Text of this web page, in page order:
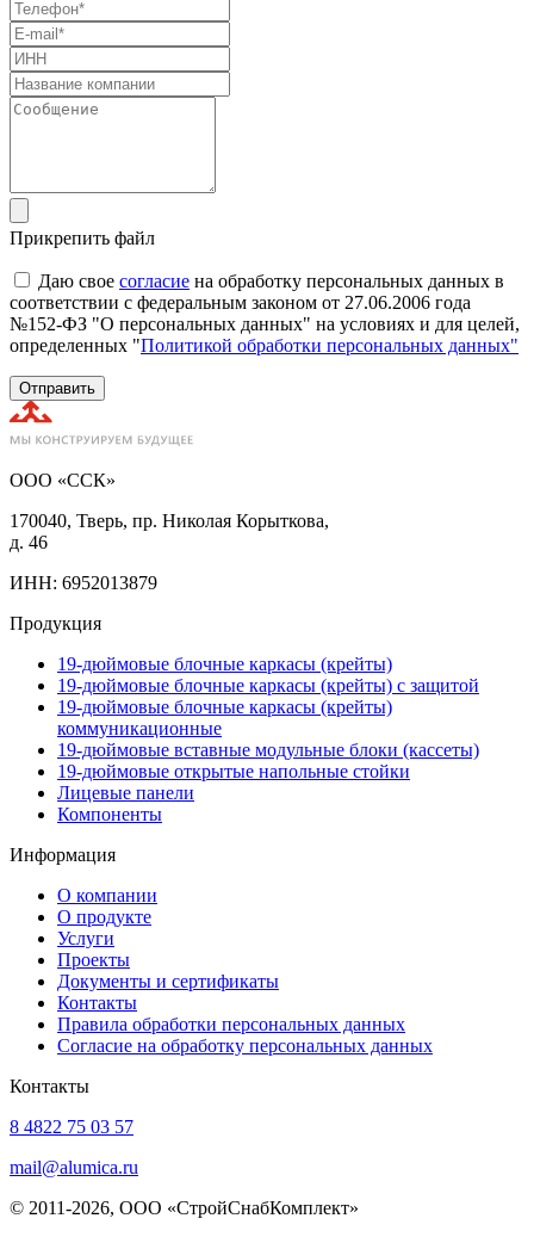
Прикрепить файл
Даю свое согласие на обработку персональных данных в
соответствии с федеральным законом от 27.06.2006 года
№152-ФЗ "О персональных данных" на условиях и для целей,
определенных "Политикой обработки персональных данных"
Отправить
ООО «ССК»
170040, Тверь, пр. Николая Корыткова,
д. 46
ИНН: 6952013879
Продукция
19-дюймовые блочные каркасы (крейты)
19-дюймовые блочные каркасы (крейты) с защитой
19-дюймовые блочные каркасы (крейты)
коммуникационные
19-дюймовые вставные модульные блоки (кассеты)
19-дюймовые открытые напольные стойки
Лицевые панели
Компоненты
Информация
О компании
О продукте
Услуги
Проекты
Документы и сертификаты
Контакты
Правила обработки персональных данных
Согласие на обработку персональных данных
Контакты
8 4822 75 03 57
mail@alumica.ru
© 2011-2026, ООО «СтройСнабКомплект»